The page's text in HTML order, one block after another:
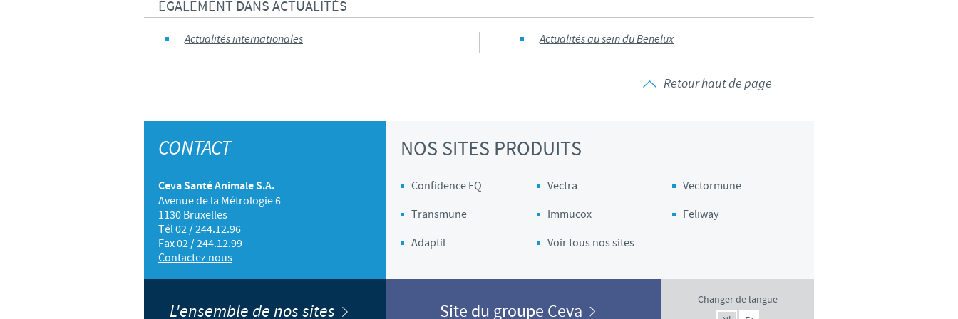
conséquence, les informations disponibles du site sur lequel vous entrez pourraient ne pas être
pertinente à l'usage dans votre pays.
EGALEMENT DANS ACTUALITÉS
Actualités internationales Actualités au sein du Benelux
Retour haut de page
CONTACT
Ceva Santé Animale S.A.
Avenue de la Métrologie 6
1130 Bruxelles
Tél 02 / 244.12.96
Fax 02 / 244.12.99
Contactez nous
NOS SITES PRODUITS
Confidence EQ Vectra
Vectormune
Transmune
Immucox
Feliway
Adaptil
Voir tous nos sites
L'ensemble de nos sites Site du groupe Ceva
Changer de langue